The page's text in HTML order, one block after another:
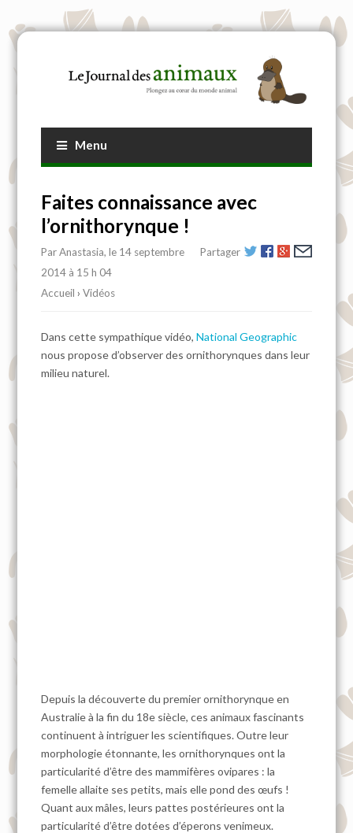
Menu
Faites connaissance avec
l’ornithorynque !
Partager
ParAnastasia, le 14 septembre
2014 à 15 h 04
Accueil ›Vidéos
Dans cette sympathique vidéo,National Geographic
nous propose d’observer des ornithorynques dans leur
milieu naturel.
Depuis la découverte du premier ornithorynque en
Australie à la fin du 18e siècle, ces animaux fascinants
continuent à intriguer les scientifiques. Outre leur
morphologie étonnante, les ornithorynques ont la
particularité d’être des mammifères ovipares : la
femelle allaite ses petits, mais elle pond des œufs !
Quant aux mâles, leurs pattes postérieures ont la
particularité d’être dotées d’éperons venimeux.